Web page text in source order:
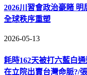
2026川習會政治豪賭
全球秩序重塑
2026-05-13
耗時162天被打六藍白
在立院出賣台灣命脈?/